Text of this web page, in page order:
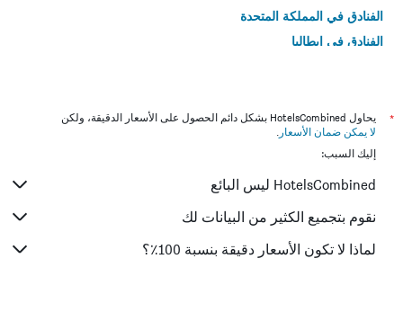
الفنادق في المملكة المتحدة
الفنادق في إيطاليا
*
يحاول HotelsCombined بشكل دائم الحصول على الأسعار الدقيقة، ولكن
لا يمكن ضمان الأسعار .
إليك السبب:
HotelsCombined ليس البائع
نقوم بتجميع الكثير من البيانات لك
لماذا لا تكون الأسعار دقيقة بنسبة 100٪؟